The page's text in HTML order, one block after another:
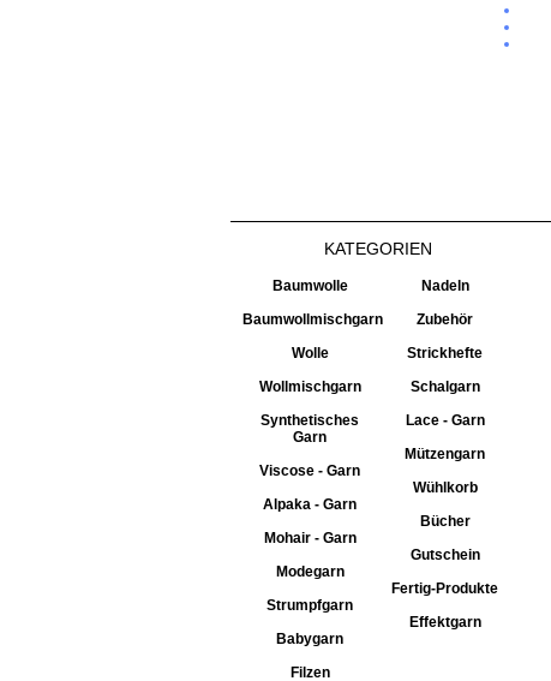
KATEGORIEN
Baumwolle
Baumwollmischgarn
Wolle
Wollmischgarn
Synthetisches
Garn
Viscose - Garn
Alpaka - Garn
Mohair - Garn
Modegarn
Strumpfgarn
Babygarn
Filzen
Nadeln
Zubehör
Strickhefte
Schalgarn
Lace - Garn
Mützengarn
Wühlkorb
Bücher
Gutschein
Fertig-Produkte
Effektgarn